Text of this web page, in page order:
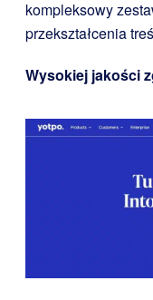
kompleksowy
przekształcenia
Wysokiej jakości